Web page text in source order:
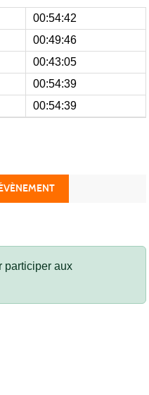
00:54:42
00:49:46
00:43:05
00:54:39
00:54:39
participer aux